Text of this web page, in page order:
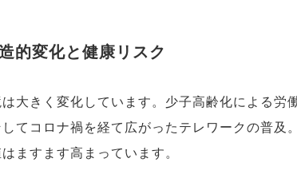
的変化と健康リスク
大きく変化しています。少子高齢化による労
てコロナ禍を経て広がったテレワークの普及
はますます高まっています。